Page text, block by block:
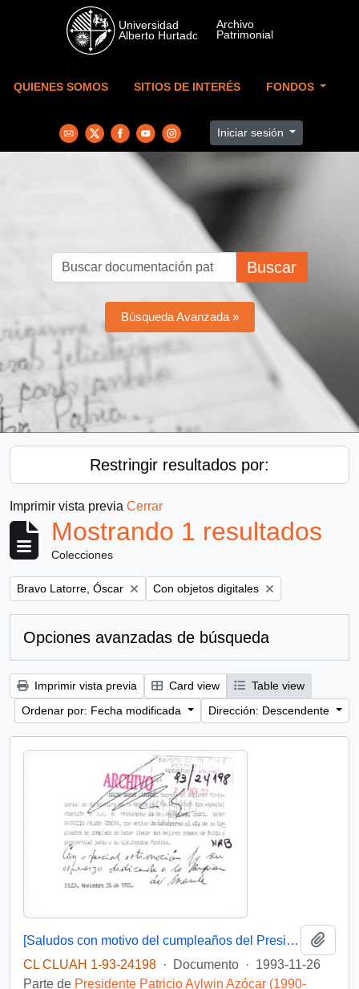
Skip to main content
QUIENES SOMOS SITIOS DE INTERÉS FONDOS
Iniciar sesión
Buscar
Búsqueda Avanzada »
Restringir resultados por:
Imprimir vista previa Cerrar
Mostrando 1 resultados
Colecciones
Remove filter:
Bravo Latorre, Óscar Remove filter:
Con objetos digitales
Opciones avanzadas de búsqueda
Imprimir vista previa Card view
Table view
Ordenar por: Fecha modificada
Dirección: Descendente
[Saludos con motivo del cumpleaños del Presidente]
CL CLUAH 1-93-24198 · Documento · 1993-11-26
Parte de Presidente Patricio Aylwin Azócar (1990-